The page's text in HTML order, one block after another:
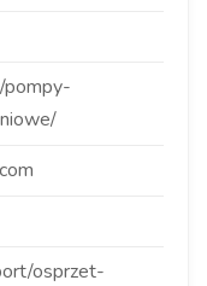
pompy-
osprzet-